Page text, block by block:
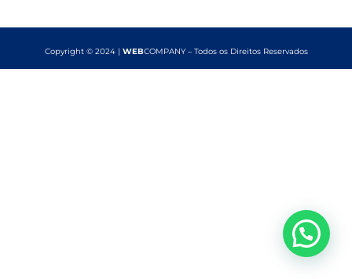
Copyright © 2024 | WEBCOMPANY – Todos os Direitos Reservados